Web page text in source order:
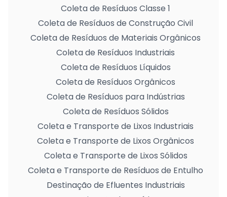
Coleta de Resíduos Classe 1
Coleta de Resíduos de Construção Civil
Coleta de Resíduos de Materiais Orgânicos
Coleta de Resíduos Industriais
Coleta de Resíduos Líquidos
Coleta de Resíduos Orgânicos
Coleta de Resíduos para Indústrias
Coleta de Resíduos Sólidos
Coleta e Transporte de Lixos Industriais
Coleta e Transporte de Lixos Orgânicos
Coleta e Transporte de Lixos Sólidos
Coleta e Transporte de Resíduos de Entulho
Destinação de Efluentes Industriais